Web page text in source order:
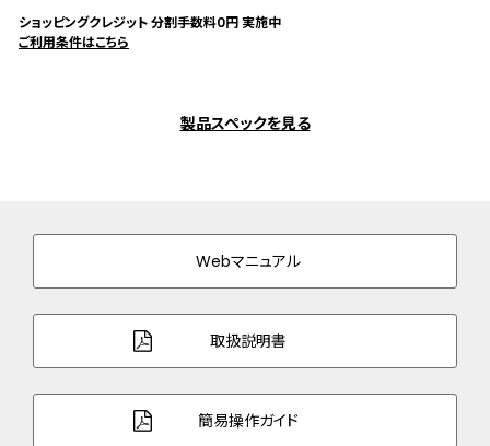
ショッピングクレジット 分割手数料0円 実施中
ご利用条件はこちら
製品スペックを見る
Webマニュアル
取扱説明書
簡易操作ガイド